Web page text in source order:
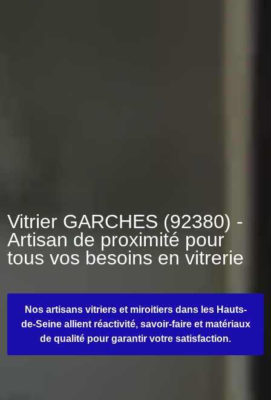
Vitrier GARCHES (92380) -
Artisan de proximité pour
tous vos besoins en vitrerie
Nos artisans vitriers et miroitiers dans les Hauts-
de-Seine allient réactivité, savoir-faire et matériaux
de qualité pour garantir votre satisfaction.